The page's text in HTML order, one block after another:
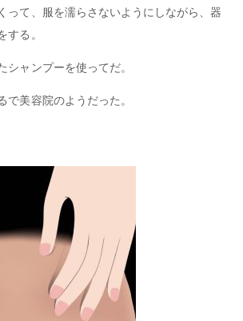
って、服を濡らさないようにしながら、器
する。
シャンプーを使ってだ。
で美容院のようだった。